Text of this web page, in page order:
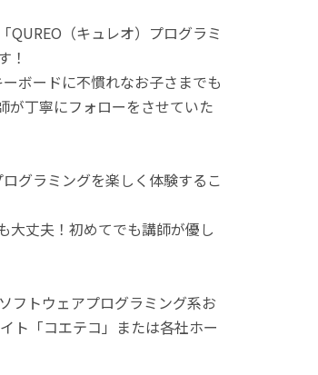
QUREO（キュレオ）プログラミ
！
ボードに不慣れなお子さまでも
が丁寧にフォローをさせていた
グラミングを楽しく体験するこ
大丈夫！初めてでも講師が優し
フトウェアプログラミング系お
ト「コエテコ」または各社ホー